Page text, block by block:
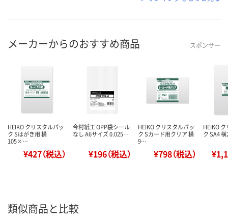
メーカーからのおすすめ商品 スポンサー
HEIKO クリスタルパッ
ク Sはがき用 横
105×…
¥427（税込）
今村紙工 OPP袋シール
なし A6サイズ 0.025…
¥196（税込）
HEIKO クリスタルパッ
ク Sカード用クリア 横
9…
¥798（税込）
HEIKO
ク SA4
類似商品と比較